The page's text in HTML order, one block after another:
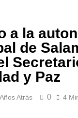
a la
de
y Paz
Atrás 0 4